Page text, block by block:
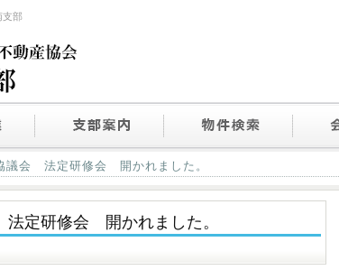
支部
議会 法定研修会 開かれました。
定研修会 開かれました。